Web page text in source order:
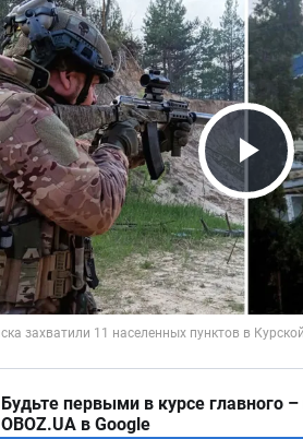
Play
Будьте первыми в курсе главного
OBOZ.UA в Google